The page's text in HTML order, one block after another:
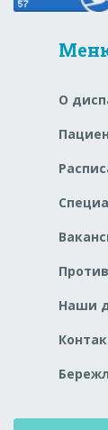
О
Наши